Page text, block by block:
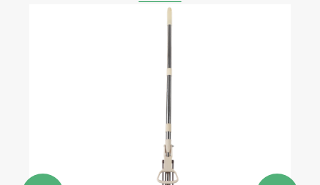
Proceso de producción de hilo de